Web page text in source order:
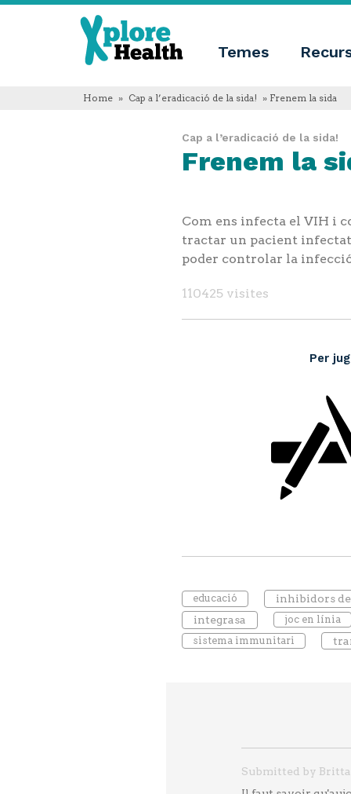
Xplore
Health
Temes
Xplore
som
educativa
English
Español
Français
Polski
Home » Cap a l’eradicació de la sida! » Frenem la sida
Cap a l’eradicació de la sida!
Frenem la
Com ens infecta el VIH i
tractar un pacient
poder controlar la
110425 visites
Per
educació
inhibidors
integrasa
joc en línia
sistema immunitari
Submitted by